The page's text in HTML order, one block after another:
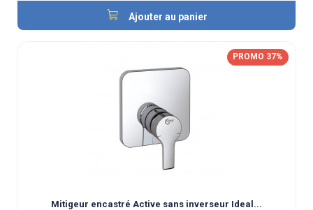
Ajouter au panier
PROMO 37%
Mitigeur encastré Active sans inverseur Ideal...